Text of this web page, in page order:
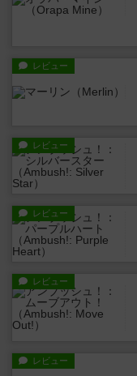
レビュー
レビュー
レビュー
レビュー
レビュー